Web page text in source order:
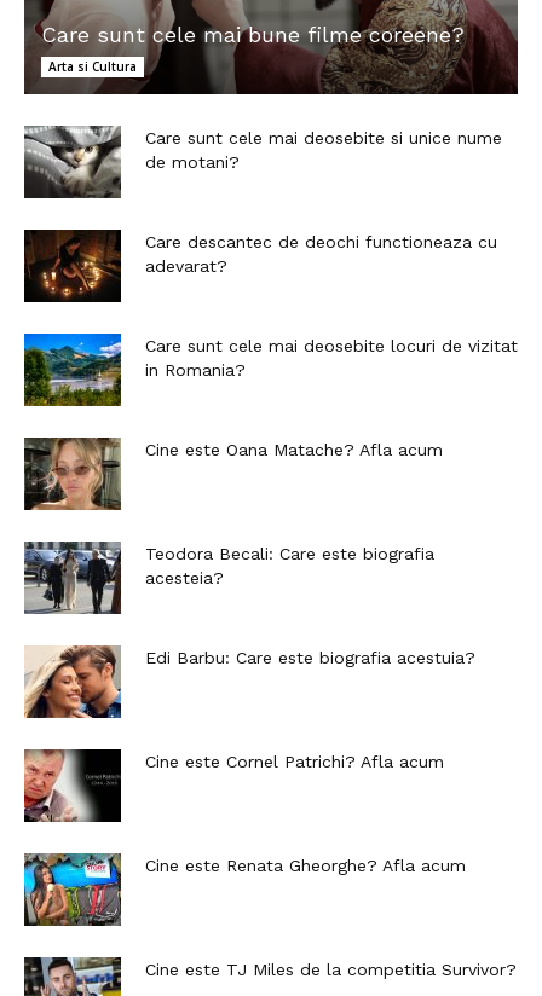
Care sunt cele mai bune filme coreene?
Arta si Cultura
Care sunt cele mai deosebite si unice nume
de motani?
Care descantec de deochi functioneaza cu
adevarat?
Care sunt cele mai deosebite locuri de vizitat
in Romania?
Cine este Oana Matache? Afla acum
Teodora Becali: Care este biografia
acesteia?
Edi Barbu: Care este biografia acestuia?
Cine este Cornel Patrichi? Afla acum
Cine este Renata Gheorghe? Afla acum
Cine este TJ Miles de la competitia Survivor?